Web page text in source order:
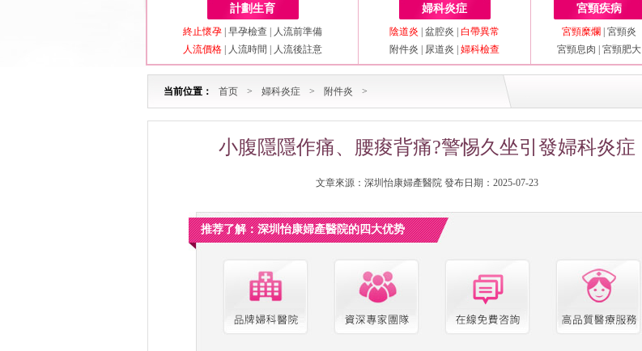
計劃生育
終止懷孕 早孕檢查
人流前準備
人流價格
人流時間 人流後註意
婦科炎症
陰道炎 盆腔炎
白帶異常
附件炎
尿道炎 婦科檢查
宮頸疾病
宮頸糜爛
宮頸炎
宮頸息肉
宮頸肥大
当前位置： 首页 > 婦科炎症 > 附件炎 >
小腹隱隱作痛、腰痠背痛?警惕久坐引發婦科炎症
文章來源：深圳怡康婦產醫院 發布日期：2025-07-23
推荐了解：深圳怡康婦產醫院的四大优势